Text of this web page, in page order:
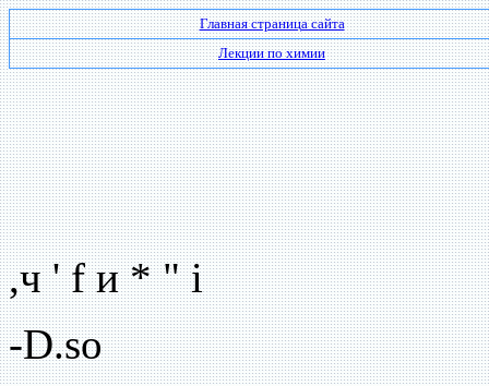
Главная страница сайта
Лекции по химии
,ч ' f и * " i
-D.so